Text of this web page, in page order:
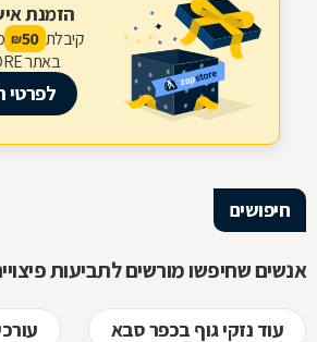
הזמנת
קיבלת 50
₪
באתר ZAPSTORE
לפרטי
חיפושים
עוד נזקי גוף בכפר סבא